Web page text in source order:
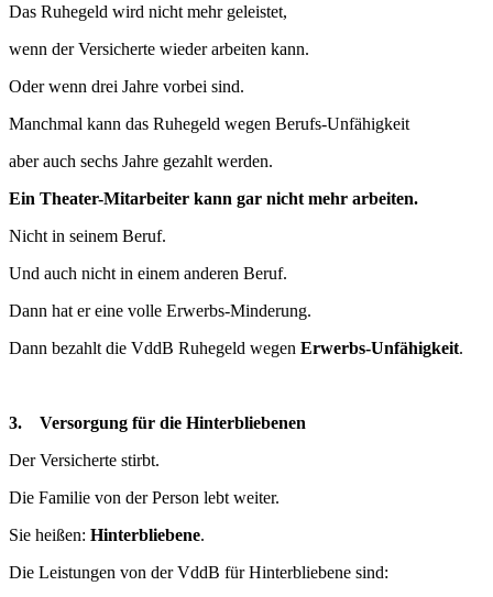
Das Ruhegeld wird nicht mehr geleistet,
wenn der Versicherte wieder arbeiten kann.
Oder wenn drei Jahre vorbei sind.
Manchmal kann das Ruhegeld wegen Berufs-Unfähigkeit
aber auch sechs Jahre gezahlt werden.
Ein Theater-Mitarbeiter kann gar nicht mehr arbeiten.
Nicht in seinem Beruf.
Und auch nicht in einem anderen Beruf.
Dann hat er eine volle Erwerbs-Minderung.
Dann bezahlt die VddB Ruhegeld wegen Erwerbs-Unfähigkeit.
3. Versorgung für die Hinterbliebenen
Der Versicherte stirbt.
Die Familie von der Person lebt weiter.
Sie heißen: Hinterbliebene.
Die Leistungen von der VddB für Hinterbliebene sind: